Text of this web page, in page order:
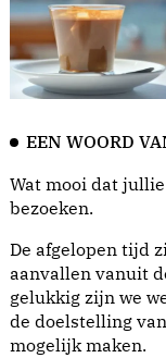
EEN WOORD
Wat mooi dat
bezoeken.
De afgelopen tijd
aanvallen vanuit
gelukkig zijn we
de doelstelling
mogelijk maken.